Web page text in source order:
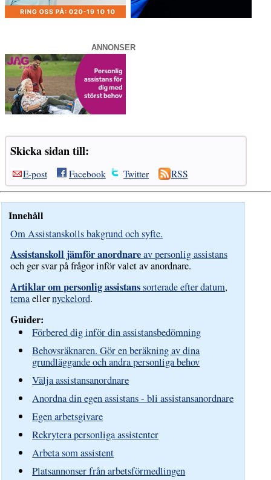
ANNONSER
Skicka sidan till:
E-post Facebook Twitter RSS
Innehåll
Om Assistanskolls bakgrund och syfte.
Assistanskoll jämför anordnareav personlig assistans
och ger svar på frågor inför valet av anordnare.
Artiklar om personlig assistanssorterade efter datum,
temaellernyckelord.
Guider:
Förbered dig inför din assistansbedömning
Behovsräknaren. Gör en beräkning av dina
grundläggande och andra personliga behov
Välja assistansanordnare
Anordna din egen assistans - bli assistansanordnare
Egen arbetsgivare
Rekrytera personliga assistenter
Arbeta som assistent
Platsannonser från arbetsförmedlingen